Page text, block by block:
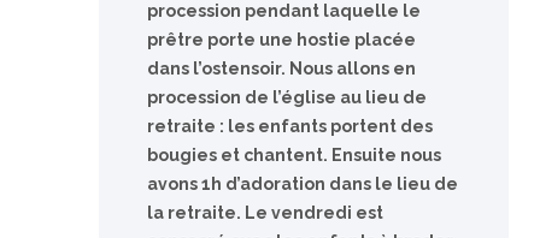
procession pendant laquelle le
prêtre porte une hostie placée
dans l’ostensoir. Nous allons en
procession de l’église au lieu de
retraite : les enfants portent des
bougies et chantent. Ensuite nous
avons 1h d’adoration dans le lieu de
la retraite. Le vendredi est